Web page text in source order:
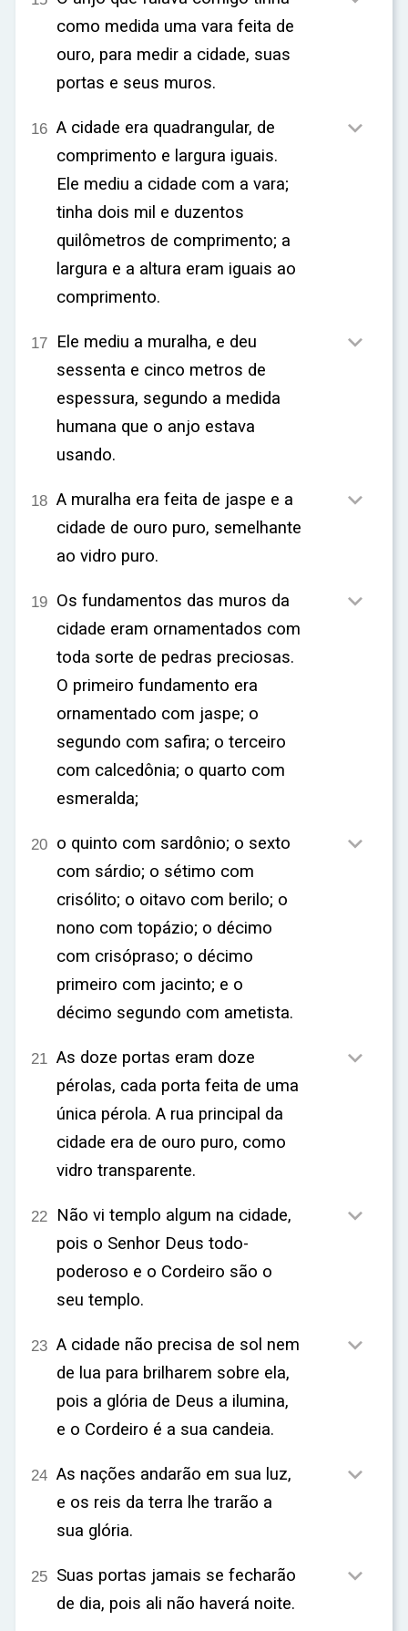
como medida uma vara feita de
ouro, para medir a cidade, suas
portas e seus muros.
16 A cidade era quadrangular, de
comprimento e largura iguais.
Ele mediu a cidade com a vara;
tinha dois mil e duzentos
quilômetros de comprimento; a
largura e a altura eram iguais ao
comprimento.

17 Ele mediu a muralha, e deu
sessenta e cinco metros de
espessura, segundo a medida
humana que o anjo estava
usando.

18 A muralha era feita de jaspe e a
cidade de ouro puro, semelhante
ao vidro puro.

19 Os fundamentos das muros da
cidade eram ornamentados com
toda sorte de pedras preciosas.
O primeiro fundamento era
ornamentado com jaspe; o
segundo com safira; o terceiro
com calcedônia; o quarto com
esmeralda;

20 o quinto com sardônio; o sexto
com sárdio; o sétimo com
crisólito; o oitavo com berilo; o
nono com topázio; o décimo
com crisópraso; o décimo
primeiro com jacinto; e o
décimo segundo com ametista.

21 As doze portas eram doze
pérolas, cada porta feita de uma
única pérola. A rua principal da
cidade era de ouro puro, como
vidro transparente.

22 Não vi templo algum na cidade,
pois o Senhor Deus todo-
poderoso e o Cordeiro são o
seu templo.

23 A cidade não precisa de sol nem
de lua para brilharem sobre ela,
pois a glória de Deus a ilumina,
e o Cordeiro é a sua candeia.

24 As nações andarão em sua luz,
e os reis da terra lhe trarão a
sua glória.

25 Suas portas jamais se fecharão
de dia, pois ali não haverá noite.
